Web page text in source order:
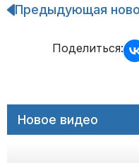
Навигация
записям
Предыдующая
Поделиться:
Новое видео